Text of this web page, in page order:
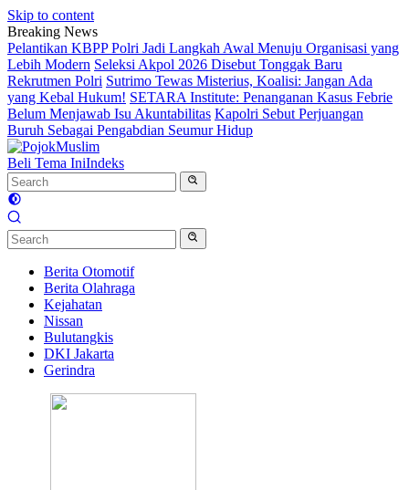
Skip to content
Breaking News
Pelantikan KBPP Polri Jadi Langkah Awal Menuju Organisasi yang
Lebih Modern Seleksi Akpol 2026 Disebut Tonggak Baru
Rekrutmen Polri Sutrimo Tewas Misterius, Koalisi: Jangan Ada
yang Kebal Hukum! SETARA Institute: Penanganan Kasus Febrie
Belum Menjawab Isu Akuntabilitas Kapolri Sebut Perjuangan
Buruh Sebagai Pengabdian Seumur Hidup
Beli Tema IniIndeks
Berita Otomotif
Berita Olahraga
Kejahatan
Nissan
Bulutangkis
DKI Jakarta
Gerindra